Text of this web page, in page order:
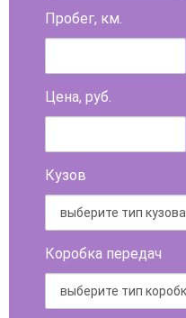
Пробег, км.
Цена, руб.
Кузов
Коробка передач